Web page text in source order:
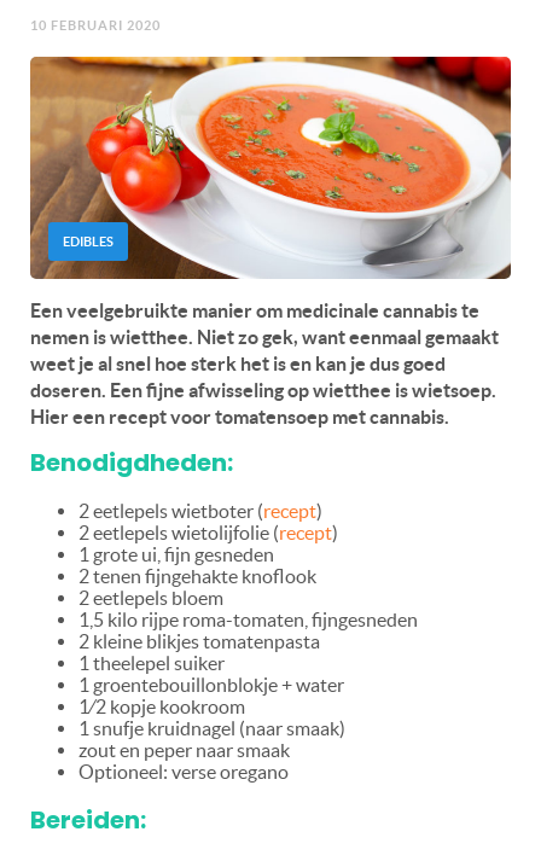
10 FEBRUARI 2020
EDIBLES
Een veelgebruikte manier om medicinale cannabis te
nemen is wietthee. Niet zo gek, want eenmaal gemaakt
weet je al snel hoe sterk het is en kan je dus goed
doseren. Een fijne afwisseling op wietthee is wietsoep.
Hier een recept voor tomatensoep met cannabis.
Benodigdheden:
2 eetlepels wietboter (recept)
2 eetlepels wietolijfolie (recept)
1 grote ui, fijn gesneden
2 tenen fijngehakte knoflook
2 eetlepels bloem
1,5 kilo rijpe roma-tomaten, fijngesneden
2 kleine blikjes tomatenpasta
1 theelepel suiker
1 groentebouillonblokje + water
1⁄2 kopje kookroom
1 snufje kruidnagel (naar smaak)
zout en peper naar smaak
Optioneel: verse oregano
Bereiden: